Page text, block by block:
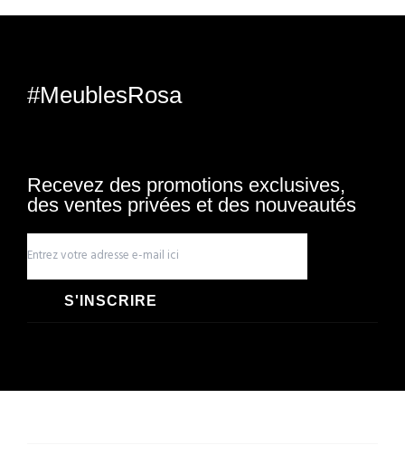
#MeublesRosa
Recevez des promotions exclusives,
des ventes privées et des nouveautés
S'INSCRIRE